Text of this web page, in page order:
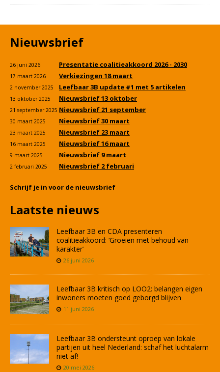
Nieuwsbrief
26 juni 2026 Presentatie coalitieakkoord 2026 - 2030
17 maart 2026 Verkiezingen 18 maart
2 november 2025 Leefbaar 3B update #1 met 5 artikelen
13 oktober 2025 Nieuwsbrief 13 oktober
21 september 2025 Nieuwsbrief 21 september
30 maart 2025 Nieuwsbrief 30 maart
23 maart 2025 Nieuwsbrief 23 maart
16 maart 2025 Nieuwsbrief 16 maart
9 maart 2025 Nieuwsbrief 9 maart
2 februari 2025 Nieuwsbrief 2 februari
Schrijf je in voor de nieuwsbrief
Laatste nieuws
Leefbaar 3B en CDA presenteren
coalitieakkoord: ‘Groeien met behoud van
karakter’
26 juni 2026
Leefbaar 3B kritisch op LOO2: belangen eigen
inwoners moeten goed geborgd blijven
11 juni 2026
Leefbaar 3B ondersteunt oproep van lokale
partijen uit heel Nederland: schaf het luchtalarm
niet af!
20 mei 2026